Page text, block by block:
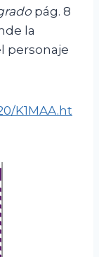
pág. 8
la
personaje
K1MAA.ht